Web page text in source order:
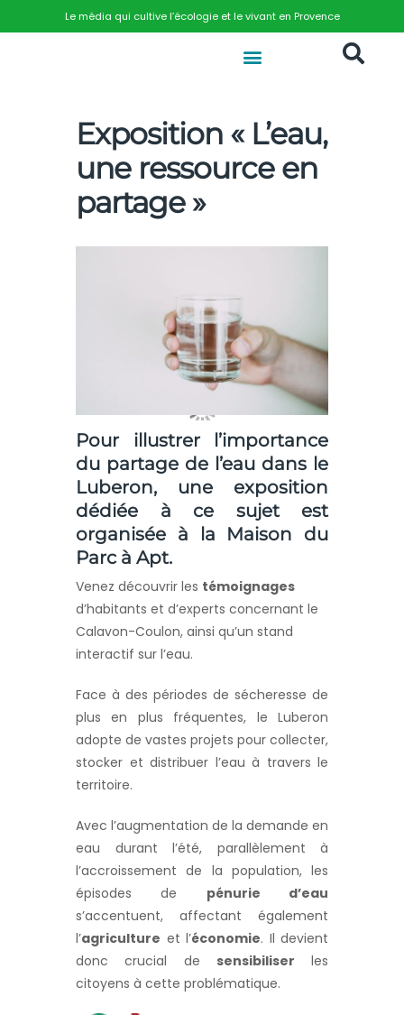
Le média qui cultive l’écologie et le vivant en Provence
Exposition « L’eau,
une ressource en
partage »
Pour illustrer l’importance
du partage de l’eau dans le
Luberon, une exposition
dédiée à ce sujet est
organisée à la Maison du
Parc à Apt.
Venez découvrir les témoignages
d’habitants et d’experts concernant le
Calavon-Coulon, ainsi qu’un stand
interactif sur l’eau.
Face à des périodes de sécheresse de
plus en plus fréquentes, le Luberon
adopte de vastes projets pour collecter,
stocker et distribuer l’eau à travers le
territoire.
Avec l’augmentation de la demande en
eau durant l’été, parallèlement à
l’accroissement de la population, les
épisodes de pénurie d’eau
s’accentuent, affectant également
l’agriculture et l’économie. Il devient
donc crucial de sensibiliser les
citoyens à cette problématique.